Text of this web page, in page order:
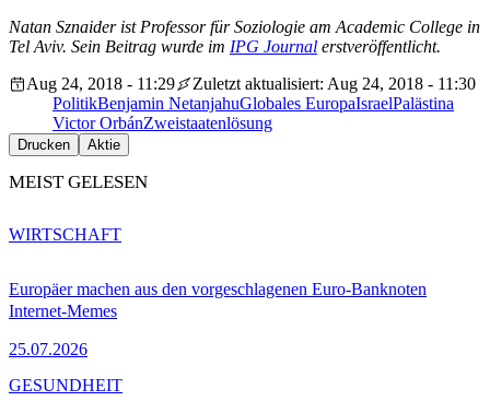
Natan Sznaider ist Professor für Soziologie am Academic College in
Tel Aviv. Sein Beitrag wurde im IPG Journal erstveröffentlicht.
Aug 24, 2018 - 11:29
Zuletzt aktualisiert: Aug 24, 2018 - 11:30
PolitikBenjamin NetanjahuGlobales EuropaIsraelPalästina
Victor OrbánZweistaatenlösung
Drucken Aktie
MEIST GELESEN
Europäer machen aus den vorgeschlagenen Euro-Banknoten
Internet-Memes
25.07.2026
WIRTSCHAFT
GESUNDHEIT